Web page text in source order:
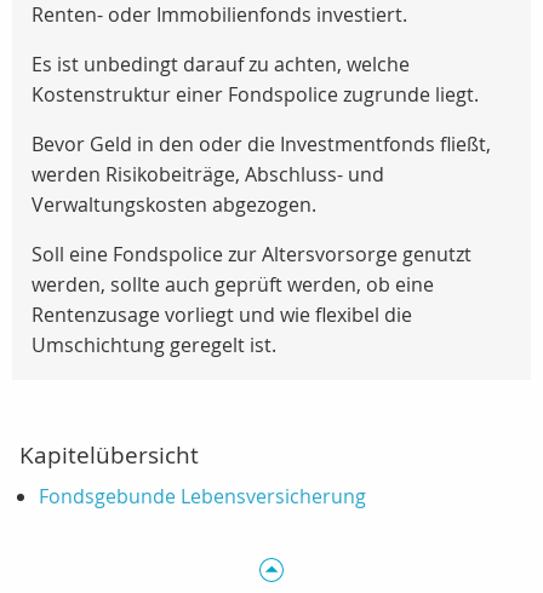
Renten- oder Immobilienfonds investiert.
Es ist unbedingt darauf zu achten, welche
Kostenstruktur einer Fondspolice zugrunde liegt.
Bevor Geld in den oder die Investmentfonds fließt,
werden Risikobeiträge, Abschluss- und
Verwaltungskosten abgezogen.
Soll eine Fondspolice zur Altersvorsorge genutzt
werden, sollte auch geprüft werden, ob eine
Rentenzusage vorliegt und wie flexibel die
Umschichtung geregelt ist.
Kapitelübersicht
Fondsgebunde Lebensversicherung